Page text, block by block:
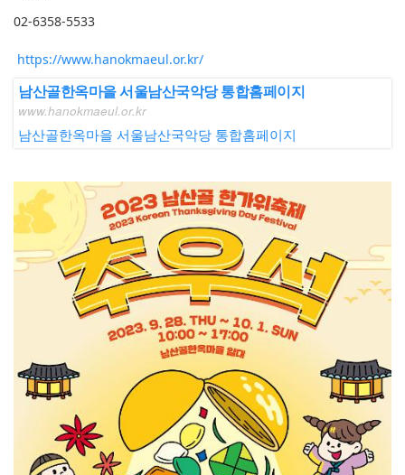
02-6358-5533
https://www.hanokmaeul.or.kr/
남산골한옥마을 서울남산국악당 통합홈페이지
www.hanokmaeul.or.kr
남산골한옥마을 서울남산국악당 통합홈페이지